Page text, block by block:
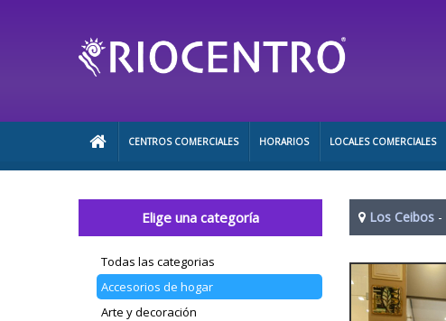
CENTROS COMERCIALES HORARIOS LOCALES COMERCIALES
Elige una categoría
Todas las categorias
Accesorios de hogar
Arte y decoración
Los Ceibos -